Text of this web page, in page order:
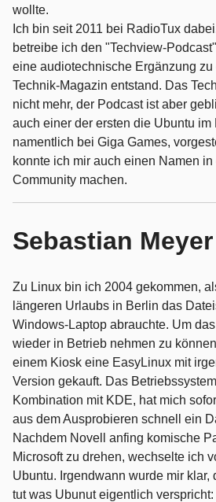
wollte.
Ich bin seit 2011 bei RadioTux
betreibe ich den "Techview-
eine audiotechnische Ergänzung
Technik-Magazin entstand. Das
nicht mehr, der Podcast ist aber
auch einer der ersten die Ubuntu im
namentlich bei Giga Games,
konnte ich mir auch einen Namen in
Community machen.
Sebastian Meyer
Zu Linux bin ich 2004 gekommen,
längeren Urlaubs in Berlin das
Windows-Laptop abrauchte. Um
wieder in Betrieb nehmen zu
einem Kiosk eine EasyLinux mit
Version gekauft. Das
Kombination mit KDE, hat mich
aus dem Ausprobieren schnell ein
Nachdem Novell anfing komische
Microsoft zu drehen, wechselte ich
Ubuntu. Irgendwann wurde mir klar,
tut was Ubunut eigentlich